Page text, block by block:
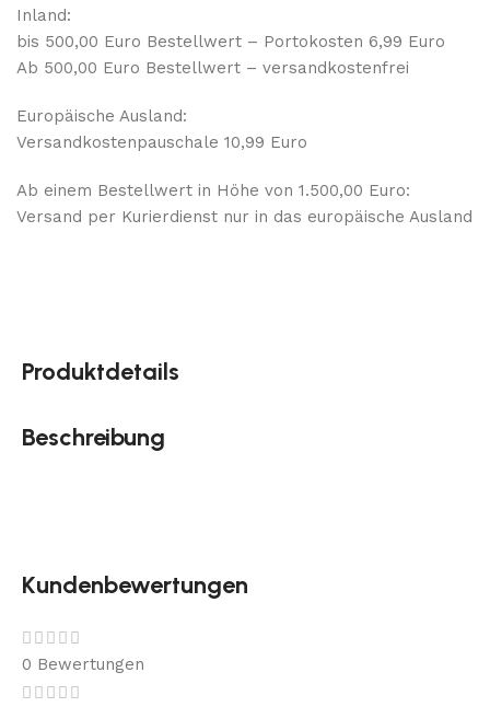
Inland:
bis 500,00 Euro Bestellwert – Portokosten 6,99 Euro
Ab 500,00 Euro Bestellwert – versandkostenfrei
Europäische Ausland:
Versandkostenpauschale 10,99 Euro
Ab einem Bestellwert in Höhe von 1.500,00 Euro:
Versand per Kurierdienst nur in das europäische Ausland
Produktdetails
Beschreibung
Kundenbewertungen
0 Bewertungen